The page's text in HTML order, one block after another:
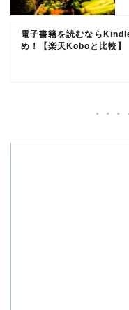
電子書籍を読むなら
め！【楽天Koboと比較】